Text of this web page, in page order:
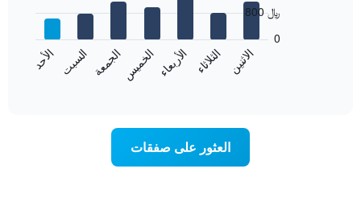
الاثنين الثلاثاء الأربعاء الخميسالجمعة السبت الأحد
0
800 ﷼
العثور على صفقات